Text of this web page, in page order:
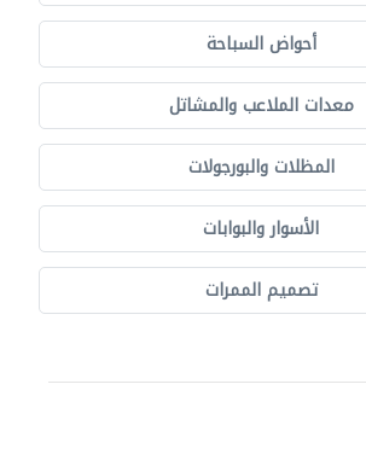
أحواض السباحة
معدات الملاعب والمشاتل
المظلات والبورجولات
الأسوار والبوابات
تصميم الممرات